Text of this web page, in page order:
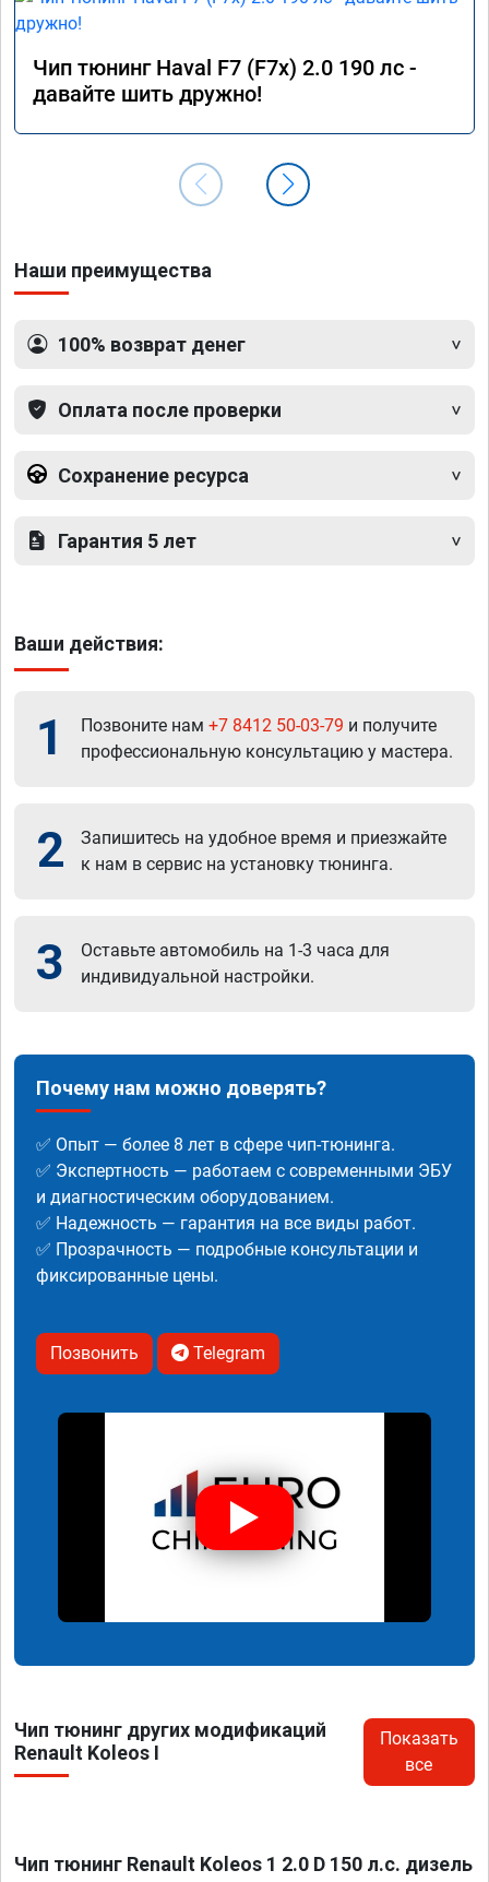
Чип тюнинг Haval F7 (F7x) 2.0 190 лс -
давайте шить дружно!
Наши преимущества
100% возврат денег
Оплата после проверки
Сохранение ресурса
Гарантия 5 лет
Ваши действия:
1 Позвоните нам +7 8412 50-03-79 и получите
профессиональную консультацию у мастера.
2
Запишитесь на удобное время и приезжайте
к нам в сервис на установку тюнинга.
3
Оставьте автомобиль на 1-3 часа для
индивидуальной настройки.
Почему нам можно доверять?
✅ Опыт — более 8 лет в сфере чип-тюнинга.
✅ Экспертность — работаем с современными ЭБУ
и диагностическим оборудованием.
✅ Надежность — гарантия на все виды работ.
✅ Прозрачность — подробные консультации и
фиксированные цены.
Позвонить Telegram
Чип тюнинг других модификаций
Renault Koleos I
Показать
все
Чип тюнинг Renault Koleos 1 2.0 D 150 л.с. дизель